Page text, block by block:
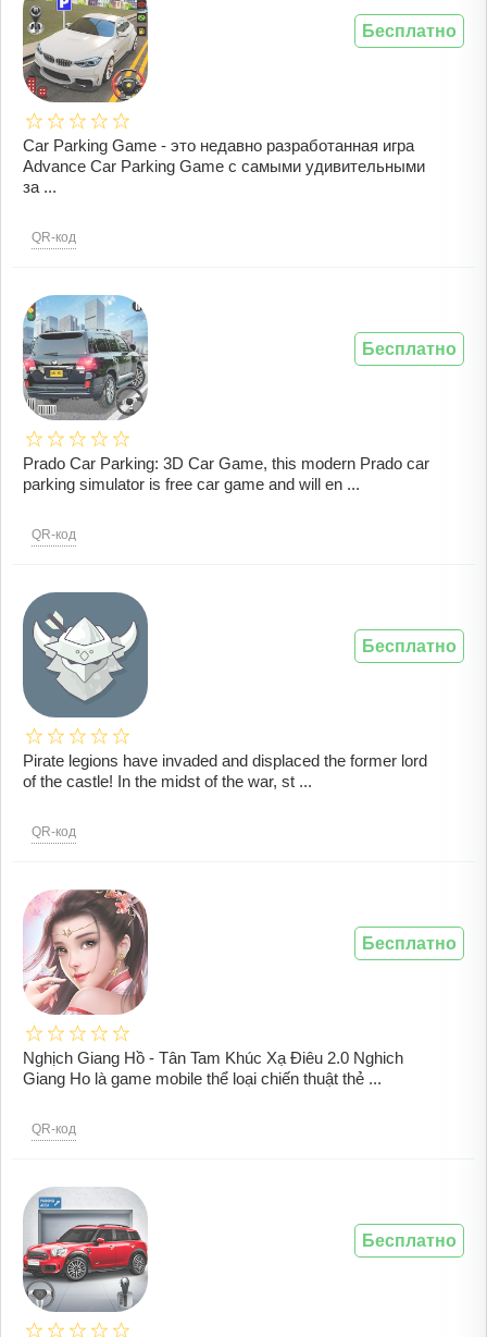
Car Parking Game - это недавно разработанная игра
Advance Car Parking Game с самыми удивительными
за ...
QR-код
Бесплатно
Prado Car Parking: 3D Car Game, this modern Prado car
parking simulator is free car game and will en ...
QR-код
Бесплатно
Pirate legions have invaded and displaced the former lord
of the castle! In the midst of the war, st ...
QR-код
Бесплатно
Nghịch Giang Hồ - Tân Tam Khúc Xạ Điêu 2.0 Nghich
Giang Ho là game mobile thể loại chiến thuật thẻ ...
QR-код
Бесплатно
Бесплатно